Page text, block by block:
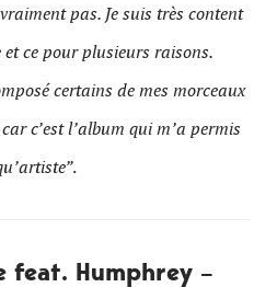
pas. Je suis très content
ce pour plusieurs raisons.
certains de mes morceaux
c’est l’album qui m’a permis
.
feat. Humphrey –